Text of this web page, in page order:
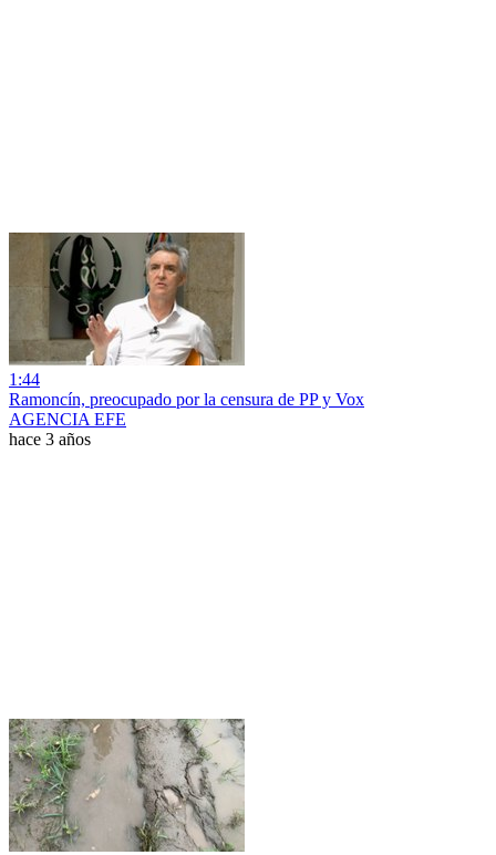
1:44
Ramoncín, preocupado por la censura de PP y Vox
AGENCIA EFE
hace 3 años